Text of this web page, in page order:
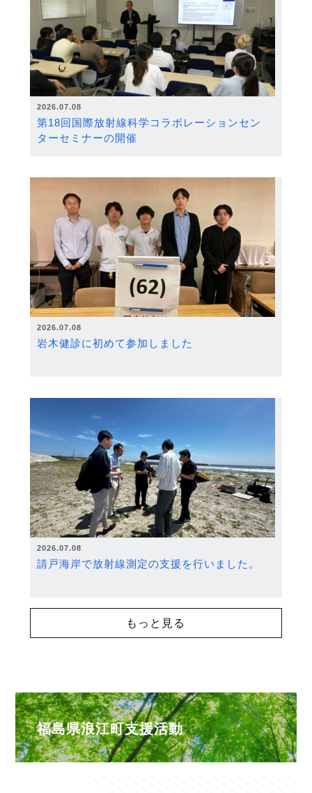
2026.07.08
第18回国際放射線科学コラボレーションセン
ターセミナーの開催
2026.07.08
岩木健診に初めて参加しました
2026.07.08
請戸海岸で放射線測定の支援を行いました。
もっと見る
福島県浪江町支援活動